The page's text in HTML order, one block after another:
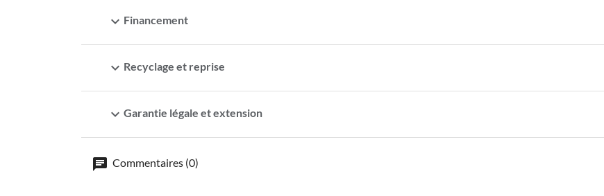
expand_more Financement
expand_more Recyclage et reprise
expand_more Garantie légale et extension
Commentaires (0)